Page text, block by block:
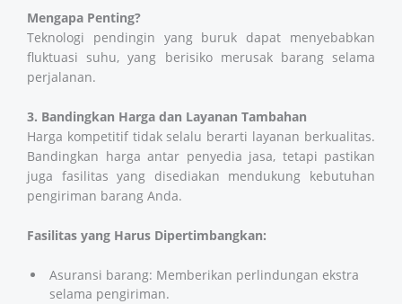
Mengapa Penting?
Teknologi pendingin yang buruk dapat menyebabkan
fluktuasi suhu, yang berisiko merusak barang selama
perjalanan.
3. Bandingkan Harga dan Layanan Tambahan
Harga kompetitif tidak selalu berarti layanan berkualitas.
Bandingkan harga antar penyedia jasa, tetapi pastikan
juga fasilitas yang disediakan mendukung kebutuhan
pengiriman barang Anda.
Fasilitas yang Harus Dipertimbangkan:
Asuransi barang: Memberikan perlindungan ekstra
selama pengiriman.